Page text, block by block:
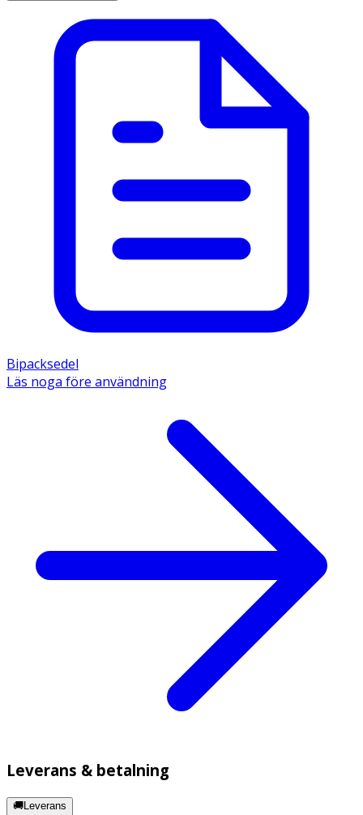
Bipacksedel
Läs noga före användning
Leverans & betalning
🚚Leverans